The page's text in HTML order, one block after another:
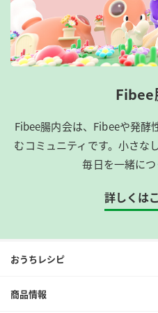
Fibee
Fibee腸内会は、​Fibeeや発酵
むコミュニティです。​小さな
毎日を一緒につ
詳しくは
おうちレシピ
商品情報